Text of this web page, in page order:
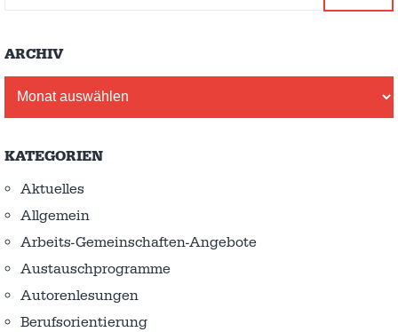
ARCHIV
KATEGORIEN
Aktuelles
Allgemein
Arbeits-Gemeinschaften-Angebote
Austausch­programme
Autorenlesungen
Berufsorientierung